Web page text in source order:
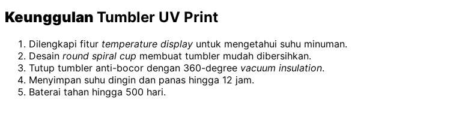
Keunggulan Tumbler UV Print
Dilengkapi fitur temperature display untuk mengetahui suhu minuman.
Desain round spiral cup membuat tumbler mudah dibersihkan.
Tutup tumbler anti-bocor dengan 360-degree vacuum insulation.
Menyimpan suhu dingin dan panas hingga 12 jam.
Baterai tahan hingga 500 hari.